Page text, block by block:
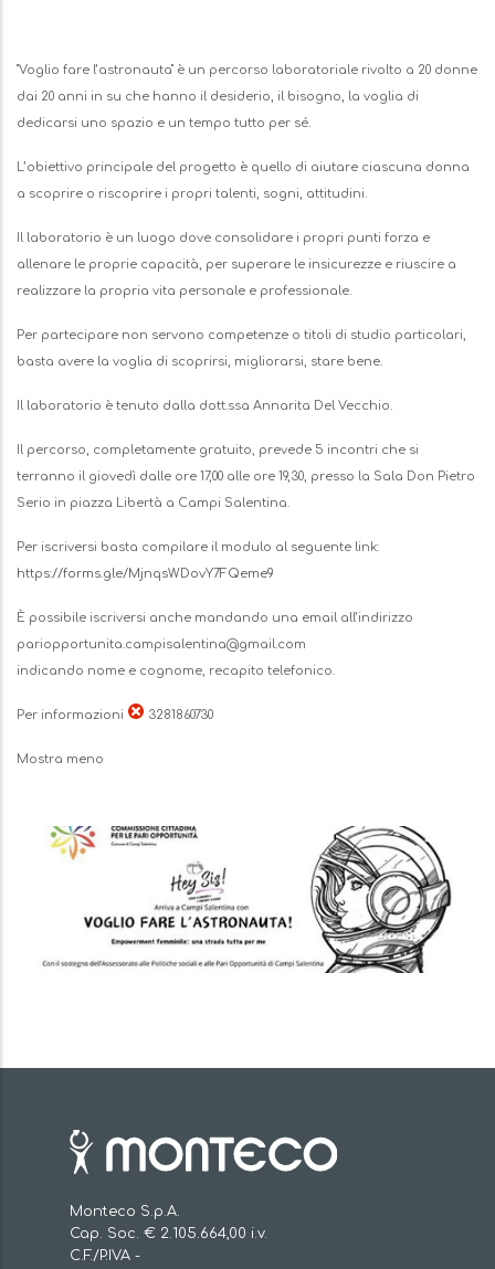
Descrizione
"Voglio fare l’astronauta" è un percorso laboratoriale rivolto a 20 donne
dai 20 anni in su che hanno il desiderio, il bisogno, la voglia di
dedicarsi uno spazio e un tempo tutto per sé.
L’obiettivo principale del progetto è quello di aiutare ciascuna donna
a scoprire o riscoprire i propri talenti, sogni, attitudini.
Il laboratorio è un luogo dove consolidare i propri punti forza e
allenare le proprie capacità, per superare le insicurezze e riuscire a
realizzare la propria vita personale e professionale.
Per partecipare non servono competenze o titoli di studio particolari,
basta avere la voglia di scoprirsi, migliorarsi, stare bene.
Il laboratorio è tenuto dalla dott.ssa Annarita Del Vecchio.
Il percorso, completamente gratuito, prevede 5 incontri che si
terranno il giovedì dalle ore 17,00 alle ore 19,30, presso la Sala Don Pietro
Serio in piazza Libertà a Campi Salentina.
Per iscriversi basta compilare il modulo al seguente link:
https://forms.gle/MjnqsWDovY7FQeme9
È possibile iscriversi anche mandando una email all’indirizzo
pariopportunita.campisalentina@gmail.com
indicando nome e cognome, recapito telefonico.
Per informazioni 3281860730
Mostra meno
Immagine
Monteco S.p.A.
Cap. Soc. € 2.105.664,00 i.v.
C.F./P.IVA -